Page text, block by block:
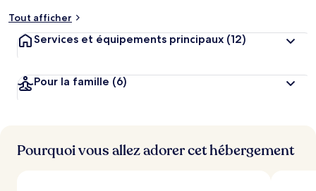
Tout afficher
Services et équipements principaux (12)
Pour la famille (6)
Pourquoi vous allez adorer cet hébergement